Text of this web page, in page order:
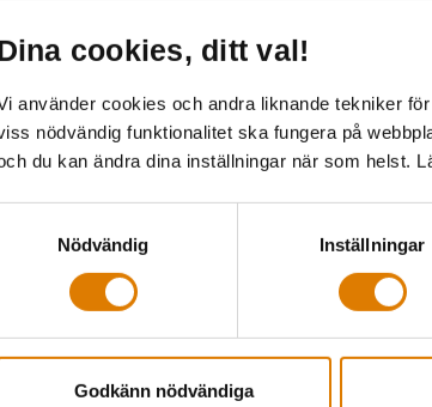
cookies, ditt val!
använder cookies och andra liknande tekniker
nödvändig funktionalitet ska fungera på
du kan ändra dina inställningar när som helst.
Nödvändig
Inställningar
Godkänn nödvändiga
& personal Stockholm,
10
och 24